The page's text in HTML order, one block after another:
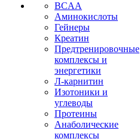
BCAA
Аминокислоты
Гейнеры
Креатин
Предтренировочные
комплексы и
энергетики
Л-карнитин
Изотоники и
углеводы
Протеины
Анаболические
комплексы